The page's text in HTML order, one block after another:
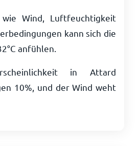
Wind, Luftfeuchtigkeit
kann sich die
°C anfühlen.
in Attard
10%, und der Wind weht